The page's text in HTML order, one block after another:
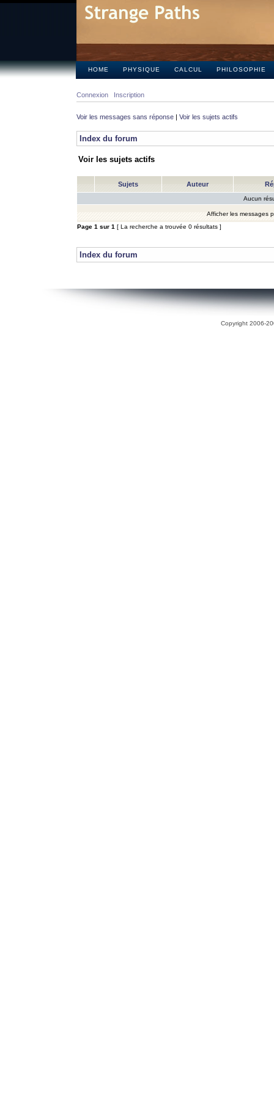
HOME PHYSIQUE CALCUL PHILOSOPHIE
Connexion Inscription
Voir les messages sans réponse | Voir les sujets actifs
Index du forum
Voir les sujets actifs
Sujets Auteur
Aucun
Afficher les messages
Page 1 sur 1 [ La recherche a trouvée 0 résultats ]
Index du forum
Copyright 2006-